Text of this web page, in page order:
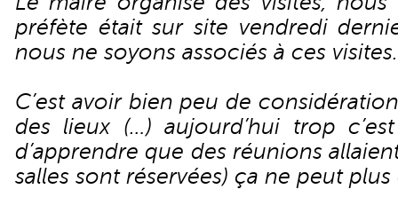
préfète était sur site vendredi
nous ne soyons associés à ces visites.
C’est avoir bien peu de
des lieux (…) aujourd’hui trop
d’apprendre que des réunions
salles sont réservées) ça ne peut